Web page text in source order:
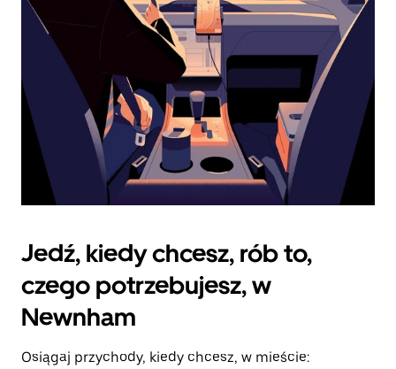
kalendarz.
Jedź, kiedy chcesz, rób to,
czego potrzebujesz, w
Newnham
Osiągaj przychody, kiedy chcesz, w mieście: